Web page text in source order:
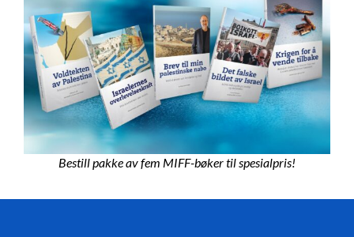
Bestill pakke av fem MIFF-bøker til spesialpris!